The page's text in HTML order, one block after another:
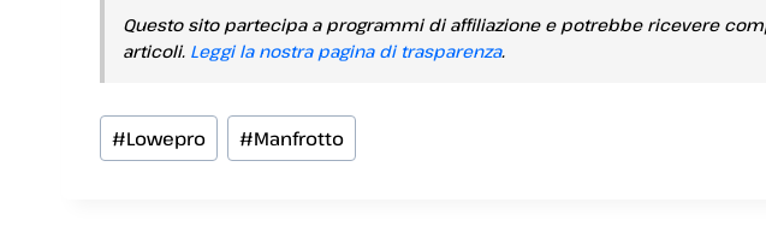
Questo sito partecipa a programmi di affiliazione e potrebbe ricevere
articoli. Leggi la nostra pagina di trasparenza.
Tag
articolo:
#Lowepro #Manfrotto